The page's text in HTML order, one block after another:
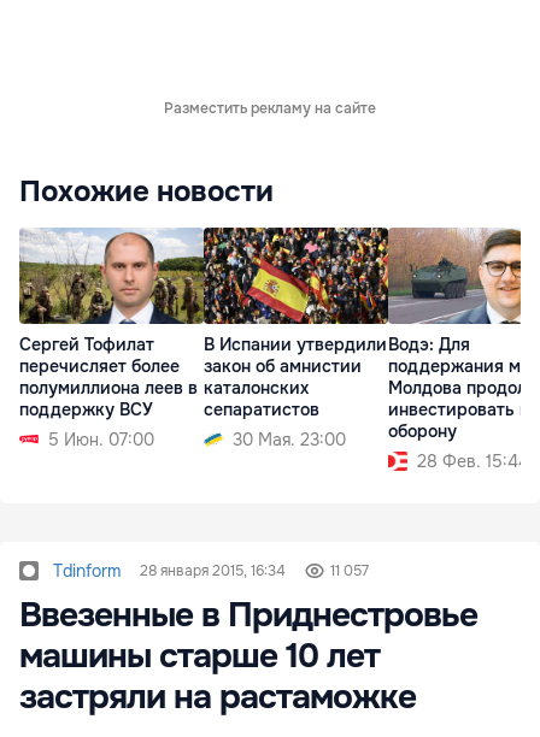
Разместить рекламу на сайте
Похожие новости
Сергей Тофилат
перечисляет более
полумиллиона леев в
поддержку ВСУ
5 Июн. 07:00
В Испании утвердили
закон об амнистии
каталонских
сепаратистов
30 Мая. 23:00
Водэ: Для
поддержания
Молдова
инвестировать в
оборону
28 Фев. 15:44
Tdinform 28 января 2015, 16:34 11 057
Ввезенные в Приднестровье
машины старше 10 лет
застряли на растаможке